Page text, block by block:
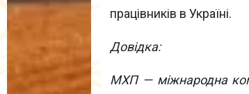
працівників в Україні.
Довідка:
МХП — міжнародна